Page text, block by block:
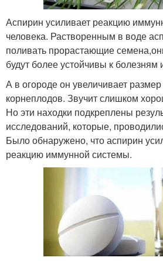
Аспирин усиливает реакцию
человека. Растворенным в воде
поливать прорастающие
будут более устойчивы к болезням
А в огороде он увеличивает
корнеплодов. Звучит слишком
Но эти находки подкреплены
исследований, которые,
Было обнаружено, что аспирин
реакцию иммунной системы.